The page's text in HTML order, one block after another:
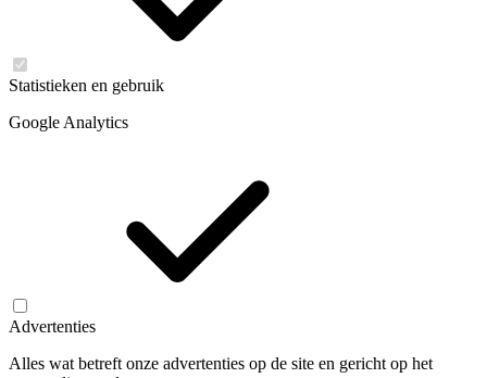
Statistieken en gebruik
Google Analytics
Advertenties
Alles wat betreft onze advertenties op de site en gericht op het